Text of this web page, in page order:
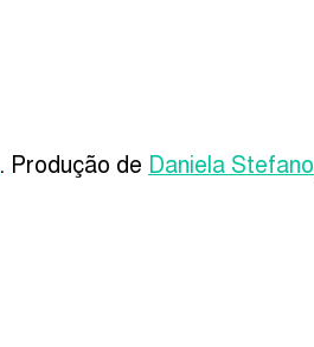
. Produção de Daniela Stefano